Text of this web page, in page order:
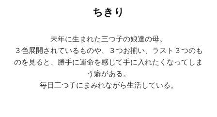
ちきり
未年に生まれた三つ子の娘達の母。
３色展開されているものや、３つお揃い、ラスト３つのも
のを見ると、勝手に運命を感じて手に入れたくなってしま
う癖がある。
毎日三つ子にまみれながら生活している。